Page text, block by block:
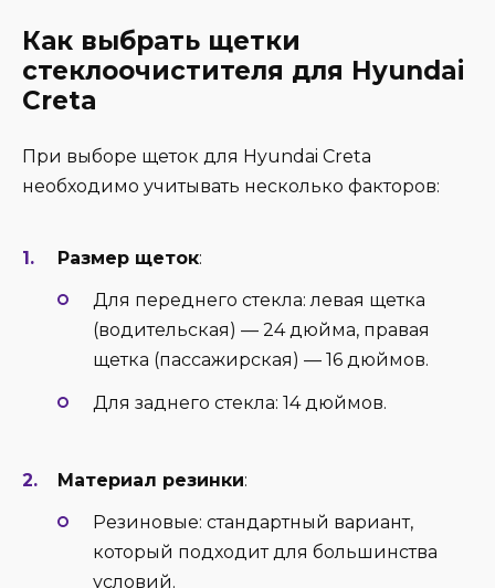
Как выбрать щетки
стеклоочистителя для Hyundai
Creta
При выборе щеток для Hyundai Creta
необходимо учитывать несколько факторов:
Размер щеток:
Для переднего стекла: левая щетка
(водительская) — 24 дюйма, правая
щетка (пассажирская) — 16 дюймов.
Для заднего стекла: 14 дюймов.
Материал резинки:
Резиновые: стандартный вариант,
который подходит для большинства
условий.